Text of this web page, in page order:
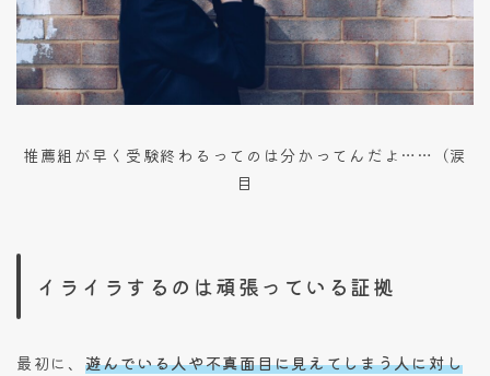
推薦組が早く受験終わるってのは分かってんだよ……（涙
目
イライラするのは頑張っている証拠
最初に、 遊んでいる人や不真面目に見えてしまう人に対し